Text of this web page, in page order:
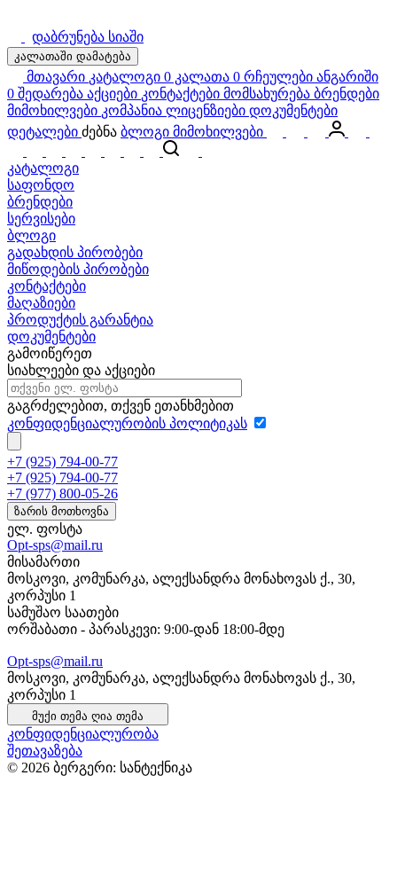
დაბრუნება სიაში
კალათაში დამატება
მთავარი კატალოგი 0 კალათა 0 რჩეულები ანგარიში
0 შედარება აქციები კონტაქტები მომსახურება ბრენდები
მიმოხილვები კომპანია ლიცენზიები დოკუმენტები
დეტალები ძებნა ბლოგი მიმოხილვები
კატალოგი
საფონდო
ბრენდები
სერვისები
ბლოგი
გადახდის პირობები
მიწოდების პირობები
კონტაქტები
მაღაზიები
პროდუქტის გარანტია
დოკუმენტები
გამოიწერეთ
სიახლეები და აქციები
გაგრძელებით, თქვენ ეთანხმებით
კონფიდენციალურობის პოლიტიკას
+7 (925) 794-00-77
+7 (925) 794-00-77
+7 (977) 800-05-26
ზარის მოთხოვნა
ელ. ფოსტა
Opt-sps@mail.ru
მისამართი
მოსკოვი, კომუნარკა, ალექსანდრა მონახოვას ქ., 30,
კორპუსი 1
სამუშაო საათები
ორშაბათი - პარასკევი: 9:00-დან 18:00-მდე
Opt-sps@mail.ru
მოსკოვი, კომუნარკა, ალექსანდრა მონახოვას ქ., 30,
კორპუსი 1
მუქი თემა ღია თემა
კონფიდენციალურობა
შეთავაზება
© 2026 ბერგერი: სანტექნიკა